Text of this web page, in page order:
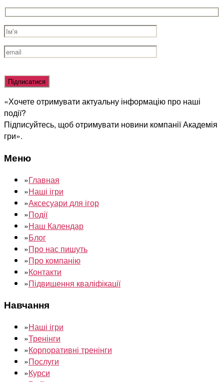
Оставьте
это
пустым.
«Хочете отримувати актуальну інформацію про наші
події?
Підписуйтесь, щоб отримувати новини компанії Академія
гри».
Меню
»Главная
»Наші ігри
»Аксесуари для ігор
»Події
»Наш Календар
»Блог
»Про нас пишуть
»Про компанію
»Контакти
»Підвищення кваліфікації
Навчання
»Наші ігри
»Тренінги
»Корпоративні тренінги
»Послуги
»Курси